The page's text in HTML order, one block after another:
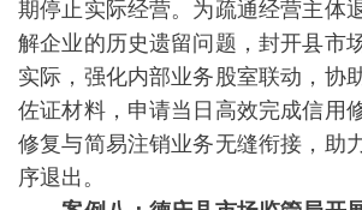
期停止实际经营。为疏通经营主体
解企业的历史遗留问题，封开县市
实际，强化内部业务股室联动，协
佐证材料，申请当日高效完成信用
修复与简易注销业务无缝衔接，助
序退出。